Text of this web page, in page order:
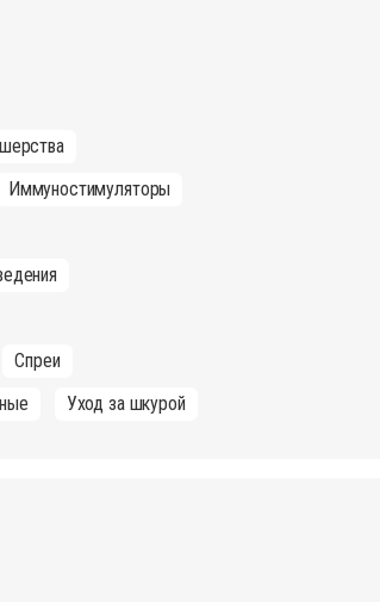
Иммуностимуляторы
Спреи
Уход за шкурой